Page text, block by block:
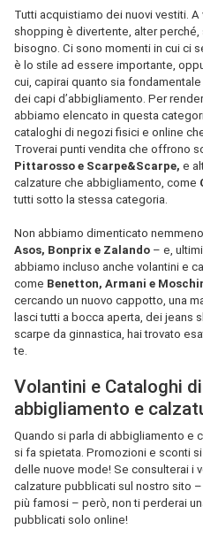
Tutti acquistiamo dei nuovi vestiti.
shopping è divertente, alter
bisogno. Ci sono momenti in cui ci
è lo stile ad essere importante,
cui, capirai quanto sia
dei capi d’abbigliamento. Per
abbiamo elencato in questa
cataloghi di negozi fisici e online
Troverai punti vendita che offrono
Pittarosso e Scarpe&Scarpe, e
calzature che abbigliamento, come
tutti sotto la stessa categoria.
Non abbiamo dimenticato
Asos, Bonprix e Zalando – e,
abbiamo incluso anche volantini e
come Benetton, Armani e
cercando un nuovo cappotto, una
lasci tutti a bocca aperta, dei jeans
scarpe da ginnastica, hai trovato
te.
Volantini e Cataloghi
abbigliamento e
Quando si parla di abbigliamento e
si fa spietata. Promozioni e sconti
delle nuove mode! Se consulterai i
calzature pubblicati sul nostro sito
più famosi – però, non ti perderai
pubblicati solo online!